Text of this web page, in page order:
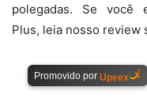
polegadas. Se
Plus, leia nosso review